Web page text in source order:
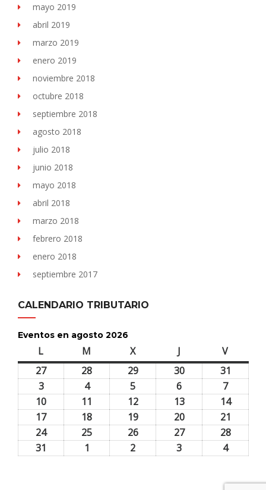
mayo 2019
abril 2019
marzo 2019
enero 2019
noviembre 2018
octubre 2018
septiembre 2018
agosto 2018
julio 2018
junio 2018
mayo 2018
abril 2018
marzo 2018
febrero 2018
enero 2018
septiembre 2017
CALENDARIO TRIBUTARIO
Eventos en agosto 2026
L M Xmiércoles J Vviernes
2727
28 2929
2026
3030
2026
31
2026
33
agosto,
2026
44
agosto,
2026
5
agosto,
2026
6
agosto,
2026
77
agosto,
2026
10
agosto,
2026
11 1212
agosto,
2026
1313
agosto,
2026
1414
2026
1717
agosto,
18 1919
agosto,
2020
agosto,
21
agosto,
2424
25 2626
2727
2828
31 1 2 3 44